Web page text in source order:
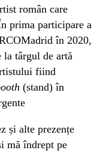
român care
prima participare a
în 2020,
la târgul de artă
fiind
(stand) în
și alte prezențe
mă îndrept pe